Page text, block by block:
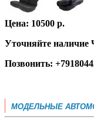
Цена: 10500 р.
Уточняйте наличие
Позвонить:
МОДЕЛЬНЫЕ